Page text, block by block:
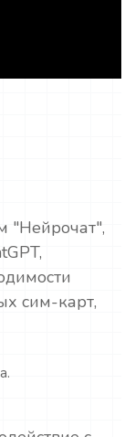
"Нейрочат",
сим-карт,